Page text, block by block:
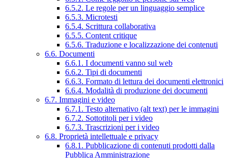
6.5.2. Le regole per un linguaggio semplice
6.5.3. Microtesti
6.5.4. Scrittura collaborativa
6.5.5. Content critique
6.5.6. Traduzione e localizzazione dei contenuti
6.6. Documenti
6.6.1. I documenti vanno sul web
6.6.2. Tipi di documenti
6.6.3. Formato di lettura dei documenti elettronici
6.6.4. Modalità di produzione dei documenti
6.7. Immagini e video
6.7.1. Testo alternativo (alt text) per le immagini
6.7.2. Sottotitoli per i video
6.7.3. Trascrizioni per i video
6.8. Proprietà intellettuale e privacy
6.8.1. Pubblicazione di contenuti prodotti dalla
Pubblica Amministrazione